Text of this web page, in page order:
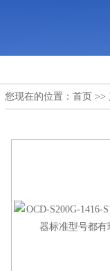
您现在的位置： 首页 >>